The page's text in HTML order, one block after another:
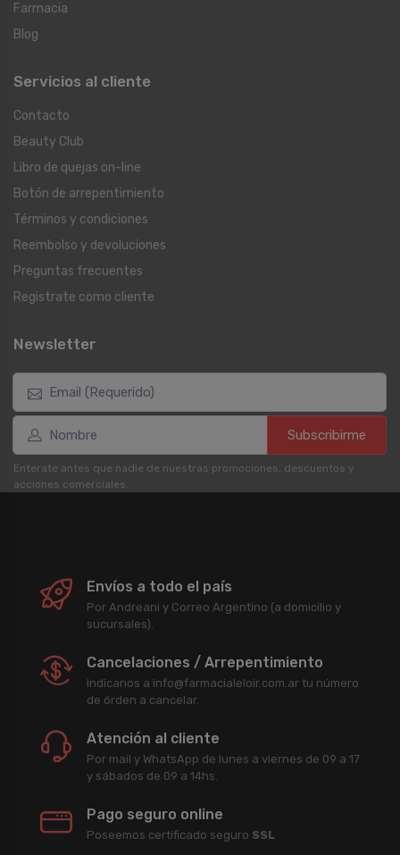
Farmacia
Blog
Servicios al cliente
Contacto
Beauty Club
Libro de quejas on-line
Botón de arrepentimiento
Términos y condiciones
Reembolso y devoluciones
Preguntas frecuentes
Registrate como cliente
Newsletter
Subscribirme
Enterate antes que nadie de nuestras promociones, descuentos y
acciones comerciales.
Envíos a todo el país
Por Andreani y Correo Argentino (a domicilio y
sucursales).
Cancelaciones / Arrepentimiento
Indicanos a info@farmacialeloir.com.ar tu número
de órden a cancelar.
Atención al cliente
Por mail y WhatsApp de lunes a viernes de 09 a 17
y sábados de 09 a 14hs.
Pago seguro online
Poseemos certificado seguro SSL